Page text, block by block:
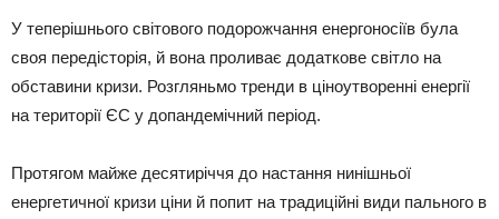
У теперішнього світового подорожчання енергоносіїв була
своя передісторія, й вона проливає додаткове світло на
обставини кризи. Розгляньмо тренди в ціноутворенні енергії
на території ЄС у допандемічний період.
Протягом майже десятиріччя до настання нинішньої
енергетичної кризи ціни й попит на традиційні види пального в